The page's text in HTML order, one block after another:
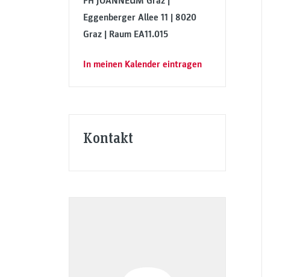
Eggenberger Allee 11 | 8020
Graz | Raum EA11.015
In meinen Kalender eintragen
Kontakt